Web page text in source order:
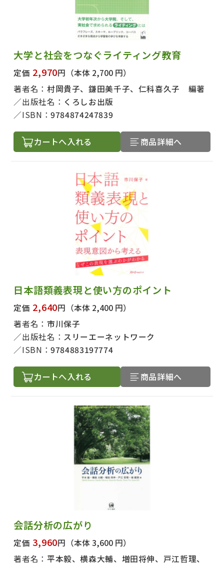
出版社名で絞り込む
著者名で絞り込む
絞り込む
大学と社会をつなぐライティング教育
定価 2,970円 （本体 2,700 円）
著者名： 村岡貴子、鎌田美千子、仁科喜久子 編著
出版社名： くろしお出版
ISBN：9784874247839
カートへ入れる 商品詳細へ
日本語類義表現と使い方のポイント
定価 2,640円 （本体 2,400 円）
著者名： 市川保子
出版社名： スリーエーネットワーク
ISBN：9784883197774
カートへ入れる 商品詳細へ
会話分析の広がり
定価 3,960円 （本体 3,600 円）
著者名： 平本毅、横森大輔、増田将伸、戸江哲理、